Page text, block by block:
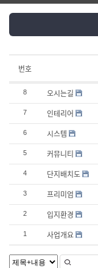
번호
8 오시는길
7 인테리어
6 시스템
5 커뮤니티
4 단지배치도
3 프리미엄
2 입지환경
1 사업개요